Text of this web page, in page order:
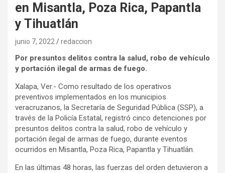
en Misantla, Poza Rica, Papantla
y Tihuatlán
junio 7, 2022 redaccion
Por presuntos delitos contra la salud, robo de vehículo
y portación ilegal de armas de fuego.
Xalapa, Ver.- Como resultado de los operativos
preventivos implementados en los municipios
veracruzanos, la Secretaría de Seguridad Pública (SSP), a
través de la Policía Estatal, registró cinco detenciones por
presuntos delitos contra la salud, robo de vehículo y
portación ilegal de armas de fuego, durante eventos
ocurridos en Misantla, Poza Rica, Papantla y Tihuatlán.
En las últimas 48 horas, las fuerzas del orden detuvieron a